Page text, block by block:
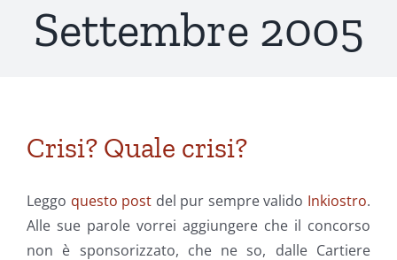
Settembre 2005
Crisi? Quale crisi?
Leggo questo post del pur sempre valido Inkiostro.
Alle sue parole vorrei aggiungere che il concorso
non è sponsorizzato, che ne so, dalle Cartiere